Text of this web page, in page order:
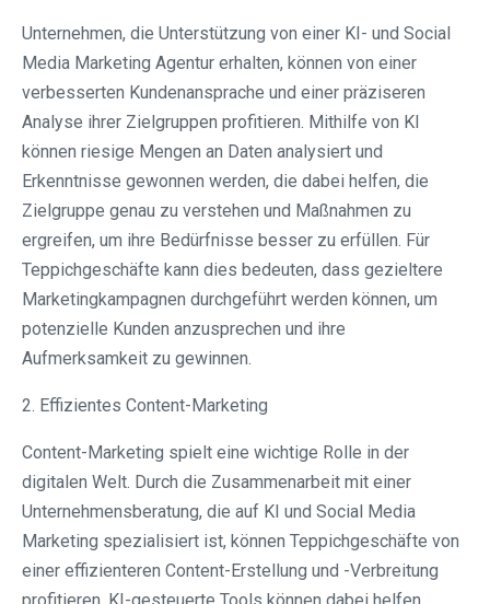
Unternehmen, die Unterstützung von einer KI- und Social
Media Marketing Agentur erhalten, können von einer
verbesserten Kundenansprache und einer präziseren
Analyse ihrer Zielgruppen profitieren. Mithilfe von KI
können riesige Mengen an Daten analysiert und
Erkenntnisse gewonnen werden, die dabei helfen, die
Zielgruppe genau zu verstehen und Maßnahmen zu
ergreifen, um ihre Bedürfnisse besser zu erfüllen. Für
Teppichgeschäfte kann dies bedeuten, dass gezieltere
Marketingkampagnen durchgeführt werden können, um
potenzielle Kunden anzusprechen und ihre
Aufmerksamkeit zu gewinnen.
2. Effizientes Content-Marketing
Content-Marketing spielt eine wichtige Rolle in der
digitalen Welt. Durch die Zusammenarbeit mit einer
Unternehmensberatung, die auf KI und Social Media
Marketing spezialisiert ist, können Teppichgeschäfte von
einer effizienteren Content-Erstellung und -Verbreitung